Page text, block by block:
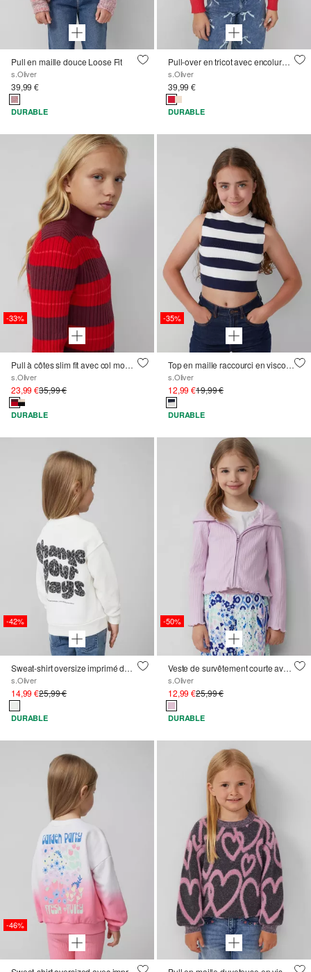
Pull en maille douce Loose Fit
s.Oliver
39,99 €
DURABLE
Pull-over en tricot avec encolure off-shoulder
s.Oliver
39,99 €
DURABLE
-33%
Pull à côtes slim fit avec col montant
s.Oliver
23,99 €35,99 €
DURABLE
-35%
Top en maille raccourci en viscose mélangée, coupe ajustée
s.Oliver
12,99 €19,99 €
DURABLE
-42%
Sweat-shirt oversize imprimé dans le dos
s.Oliver
14,99 €25,99 €
DURABLE
-50%
Veste de survêtement courte avec texture côtelée
s.Oliver
12,99 €25,99 €
DURABLE
-46%